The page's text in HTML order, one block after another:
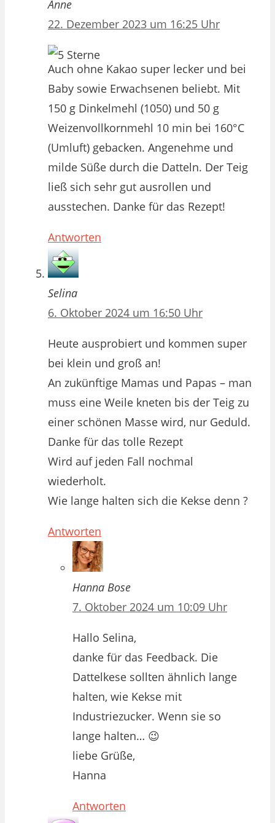
Anne
22. Dezember 2023 um 16:25 Uhr
Auch ohne Kakao super lecker und bei
Baby sowie Erwachsenen beliebt. Mit
150 g Dinkelmehl (1050) und 50 g
Weizenvollkornmehl 10 min bei 160°C
(Umluft) gebacken. Angenehme und
milde Süße durch die Datteln. Der Teig
ließ sich sehr gut ausrollen und
ausstechen. Danke für das Rezept!
Antworten
Selina
6. Oktober 2024 um 16:50 Uhr
Heute ausprobiert und kommen super
bei klein und groß an!
An zukünftige Mamas und Papas – man
muss eine Weile kneten bis der Teig zu
einer schönen Masse wird, nur Geduld.
Danke für das tolle Rezept
Wird auf jeden Fall nochmal
wiederholt.
Wie lange halten sich die Kekse denn ?
Antworten
Hanna Bose
7. Oktober 2024 um 10:09 Uhr
Hallo Selina,
danke für das Feedback. Die
Dattelkese sollten ähnlich lange
halten, wie Kekse mit
Industriezucker. Wenn sie so
lange halten… 😉
liebe Grüße,
Hanna
Antworten